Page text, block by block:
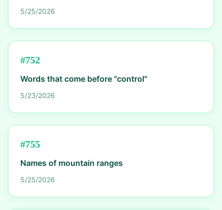
5/25/2026
#752
Words that come before "control"
5/23/2026
#755
Names of mountain ranges
5/25/2026